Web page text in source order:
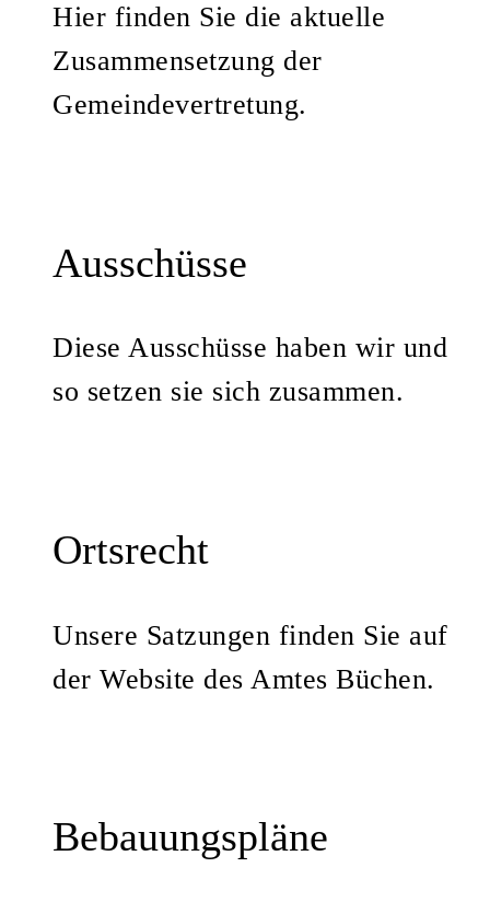
Hier finden Sie die aktuelle
Zusammensetzung der
Gemeindevertretung.
Ausschüsse
Diese Ausschüsse haben wir und
so setzen sie sich zusammen.
Ortsrecht
Unsere Satzungen finden Sie auf
der Website des Amtes Büchen.
Bebauungspläne